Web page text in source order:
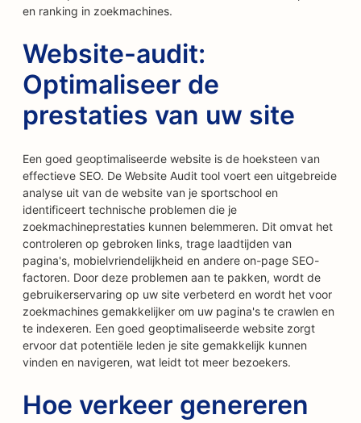
en ranking in zoekmachines.
Website-audit:
Optimaliseer de
prestaties van uw site
Een goed geoptimaliseerde website is de hoeksteen van
effectieve SEO. De Website Audit tool voert een uitgebreide
analyse uit van de website van je sportschool en
identificeert technische problemen die je
zoekmachineprestaties kunnen belemmeren. Dit omvat het
controleren op gebroken links, trage laadtijden van
pagina's, mobielvriendelijkheid en andere on-page SEO-
factoren. Door deze problemen aan te pakken, wordt de
gebruikerservaring op uw site verbeterd en wordt het voor
zoekmachines gemakkelijker om uw pagina's te crawlen en
te indexeren. Een goed geoptimaliseerde website zorgt
ervoor dat potentiële leden je site gemakkelijk kunnen
vinden en navigeren, wat leidt tot meer bezoekers.
Hoe verkeer genereren